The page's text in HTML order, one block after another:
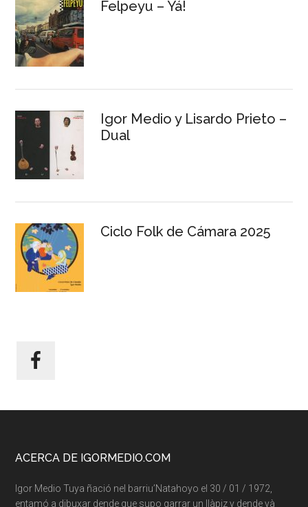
Felpeyu – Yá!
Igor Medio y Lisardo Prieto –
Dual
Ciclo Folk de Cámara 2025
Footer
ACERCA DE IGORMEDIO.COM
Igor Medio Tuya ñació nel barriu’Natahoyo el 30 / 01 / 1972,
entamó a dibuxar dende que supo garrar un llàpiz y dende yà